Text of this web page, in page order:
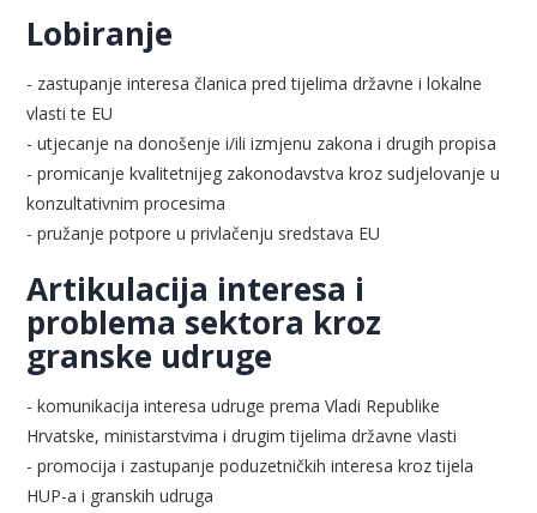
Lobiranje
- zastupanje interesa članica pred tijelima državne i lokalne
vlasti te EU
- utjecanje na donošenje i/ili izmjenu zakona i drugih propisa
- promicanje kvalitetnijeg zakonodavstva kroz sudjelovanje u
konzultativnim procesima
- pružanje potpore u privlačenju sredstava EU
Artikulacija interesa i
problema sektora kroz
granske udruge
- komunikacija interesa udruge prema Vladi Republike
Hrvatske, ministarstvima i drugim tijelima državne vlasti
- promocija i zastupanje poduzetničkih interesa kroz tijela
HUP-a i granskih udruga